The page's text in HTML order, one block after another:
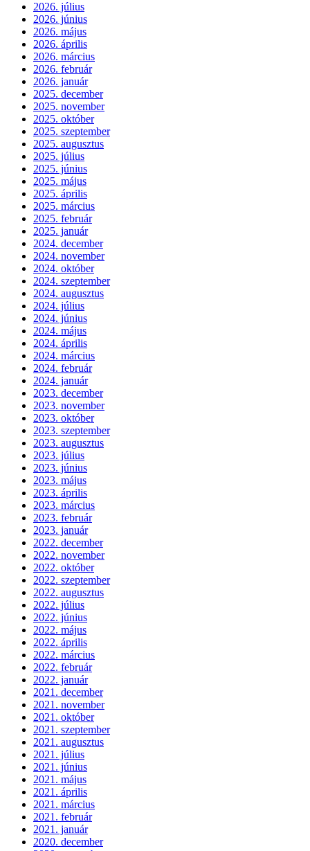
2026. július
2026. június
2026. május
2026. április
2026. március
2026. február
2026. január
2025. december
2025. november
2025. október
2025. szeptember
2025. augusztus
2025. július
2025. június
2025. május
2025. április
2025. március
2025. február
2025. január
2024. december
2024. november
2024. október
2024. szeptember
2024. augusztus
2024. július
2024. június
2024. május
2024. április
2024. március
2024. február
2024. január
2023. december
2023. november
2023. október
2023. szeptember
2023. augusztus
2023. július
2023. június
2023. május
2023. április
2023. március
2023. február
2023. január
2022. december
2022. november
2022. október
2022. szeptember
2022. augusztus
2022. július
2022. június
2022. május
2022. április
2022. március
2022. február
2022. január
2021. december
2021. november
2021. október
2021. szeptember
2021. augusztus
2021. július
2021. június
2021. május
2021. április
2021. március
2021. február
2021. január
2020. december